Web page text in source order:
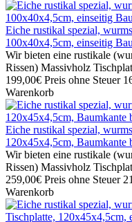
Eiche rustikal spezial,
100x40x4,5cm, einseitig
Wir bieten eine rustikale
Rissen) Massivholz
199,00€ Preis ohne Steuer
Warenkorb
Eiche rustikal spezial,
120x45x4,5cm, Baumkante
Wir bieten eine rustikale
Rissen) Massivholz
259,00€ Preis ohne Steuer
Warenkorb